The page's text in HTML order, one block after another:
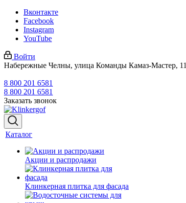
Вконтакте
Facebook
Instagram
YouTube
Войти
Набережные Челны, улица Команды Камаз-Мастер, 11
8 800 201 6581
8 800 201 6581
Заказать звонок
Каталог
Акции и распродажи
Клинкерная плитка для фасада